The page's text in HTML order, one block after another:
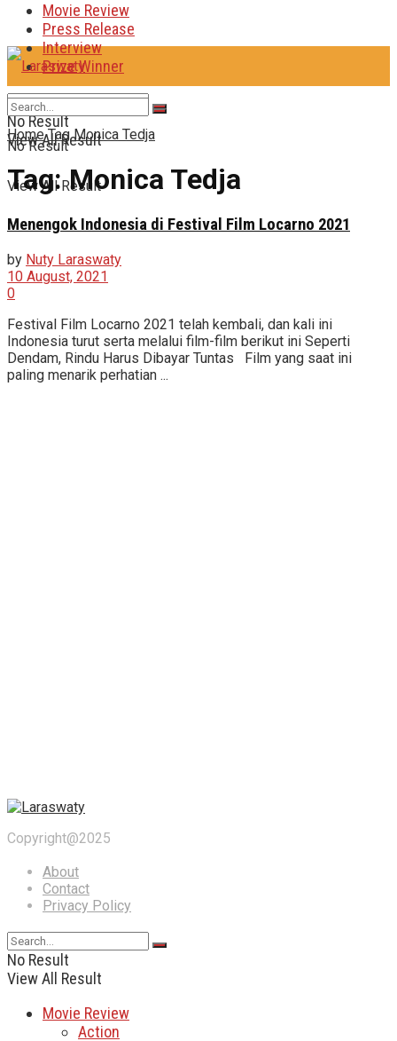
Movie Review
Press Release
Interview
Prize Winner
No Result
View All Result
No Result
View All Result
Home Tag Monica Tedja
Tag:Monica Tedja
Menengok Indonesia di Festival Film Locarno 2021
by Nuty Laraswaty
10 August, 2021
0
Festival Film Locarno 2021 telah kembali, dan kali ini
Indonesia turut serta melalui film-film berikut ini Seperti
Dendam, Rindu Harus Dibayar Tuntas Film yang saat ini
paling menarik perhatian ...
Copyright@2025
About
Contact
Privacy Policy
No Result
View All Result
Movie Review
Action